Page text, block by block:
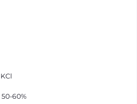
KCl
50-60%